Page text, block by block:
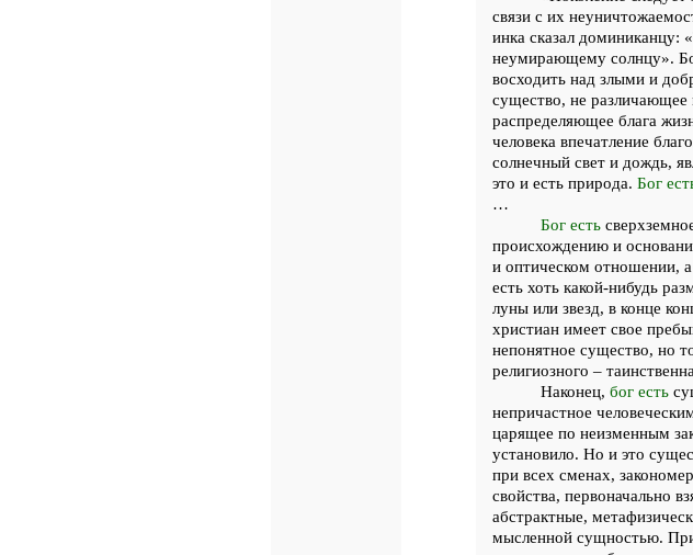
связи с их
инка сказал доминиканцу:
неумирающему солнцу».
восходить над злыми и
существо, не
распределяющее блага
человека впечатление
солнечный свет и дождь,
это и есть природа. Бог
…
Бог есть
происхождению и
и оптическом отношении,
есть хоть какой-нибудь
луны или звезд, в конце
христиан имеет свое
непонятное существо, но
религиозного –
Наконец, бог есть
непричастное
царящее по неизменным
установило. Но и это
при всех сменах,
свойства, первоначально
абстрактные,
мысленной сущностью. При